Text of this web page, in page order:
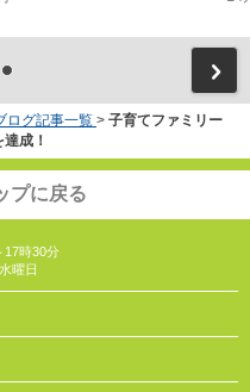
ログ記事一覧 > 子育てファミリー
成！
プに戻る
17時30分
曜日